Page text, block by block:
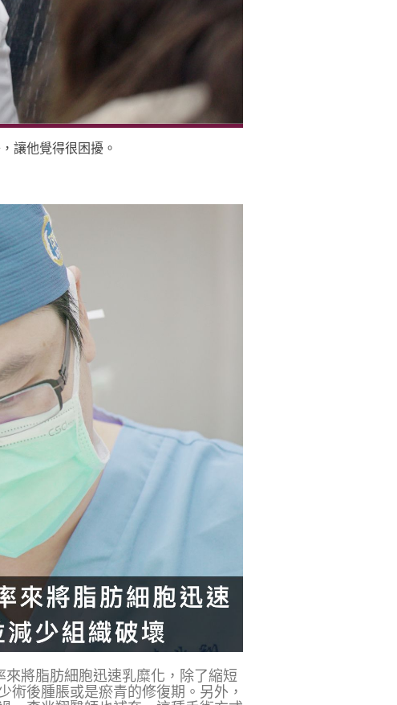
讓他覺得很困擾。
將脂肪細胞迅速乳糜化，除了縮短
術後腫脹或是瘀青的修復期。另外，